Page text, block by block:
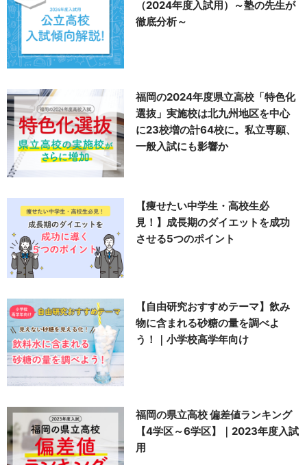
（2024年度入試用）～塾の先生が
徹底分析～
福岡の2024年度県立高校「特色化
選抜」実施校は北九州地区を中心
に23校増の計64校に。私立専願、
一般入試にも影響か
【痩せたい中学生・高校生必
見！】成長期のダイエットを成功
させる5つのポイント
【自由研究おすすめテーマ】飲み
物に含まれる砂糖の量を調べよ
う！｜小学校高学年向け
福岡の県立高校 偏差値ランキング
【4学区～6学区】｜2023年度入試
用